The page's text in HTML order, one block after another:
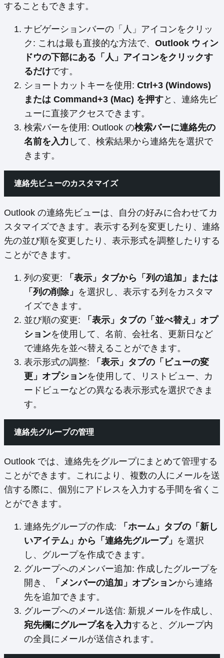
することもできます。
ナビゲーションバーの「人」アイコンをクリッ
ク: これは最も直接的な方法で、 Outlook ウィン
ドウの下部にある「人」アイコンをクリックす
るだけです。
ショートカットキーを使用: Ctrl+3 (Windows)
または Command+3 (Mac) を押すと、連絡先ビ
ューに直接アクセスできます。
検索バーを使用: Outlook の検索バーに連絡先の
名前を入力 して、検索結果から連絡先を選択で
きます。
連絡先ビューのカスタマイズ
Outlook の連絡先ビューは、自分の好みに合わせてカ
スタマイズできます。表示する列を変更したり、連絡
先の並び順を変更したり、表示形式を調整したりする
ことができます。
列の変更:
「表示」タブから「列の追加」または
「列の削除」 を選択し、表示する列をカスタマ
イズできます。
並び順の変更:
「表示」タブの「並べ替え」オプ
ションを使用して、名前、会社名、更新日など
で連絡先を並べ替えることができます。
表示形式の調整:
「表示」タブの「ビューの変
更」オプションを使用して、リストビュー、カ
ードビューなどの異なる表示形式を選択できま
す。
連絡先グループの管理
Outlook では、連絡先をグループにまとめて管理する
ことができます。これにより、複数の人にメールを送
信する際に、個別にアドレスを入力する手間を省くこ
とができます。
連絡先グループの作成:
「ホーム」タブの「新し
いアイテム」から「連絡先グループ」 を選択
し、グループを作成できます。
グループへのメンバー追加: 作成したグループを
開き、
「メンバーの追加」オプションから連絡
先を追加できます。
グループへのメール送信: 新規メールを作成し、
宛先欄にグループ名を入力すると、グループ内
の全員にメールが送信されます。